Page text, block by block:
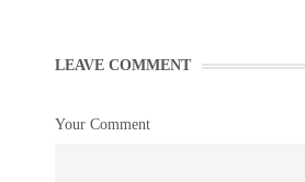
LEAVE COMMENT
Your Comment